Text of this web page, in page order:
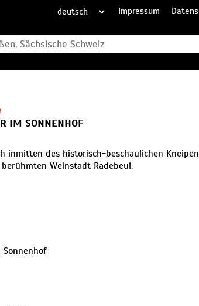
Impressum
IM SONNENHOF
inmitten des historisch-beschaulichen
Weinstadt Radebeul.
Sonnenhof